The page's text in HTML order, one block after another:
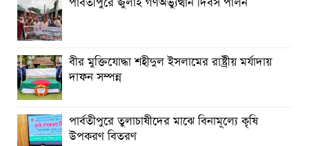
গণঅভ্যুত্থানের অর্জন আজ রাজনৈতিক মাফিয়া ও দুর্বৃত্তায়নের
খপ্পরে : আবু হাসান টিপু
রাঙামাটিতে “ফিরে দেখা রক্তঝরা জুলাই-আগস্ট প্রত্যাশা আর প্রাপ্তি
শীর্ষক “কথকতা” অনুষ্ঠান অনুষ্ঠিত
ছুটির রাতে খোলা ভূমি অফিস, ভেতরে তহশিলদার
পার্বতীপুরে জুলাই গণঅভ্যুত্থান দিবস পালন
বীর মুক্তিযোদ্ধা শহীদুল ইসলামের রাষ্ট্রীয় মর্যাদায়
দাফন সম্পন্ন
পার্বতীপুরে তুলাচাষীদের মাঝে বিনামূল্যে কৃষি
উপকরণ বিতরণ